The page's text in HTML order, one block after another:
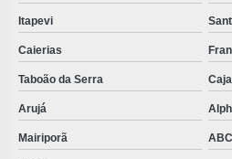
Itapevi
Caierias
Taboão da Serra
Arujá
Mairiporã ABC